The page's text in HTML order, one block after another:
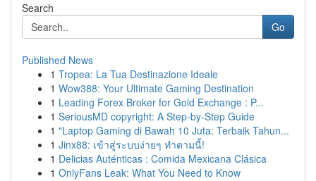
Search
Go
Published News
1 Tropea: La Tua Destinazione Ideale
1 Wow388: Your Ultimate Gaming Destination
1 Leading Forex Broker for Gold Exchange : P...
1 SeriousMD copyright: A Step-by-Step Guide
1 "Laptop Gaming di Bawah 10 Juta: Terbaik Tahun...
1 Jinx88: เข้าสู่ระบบง่ายๆ ทำตามนี้!
1 Delicias Auténticas : Comida Mexicana Clásica
1 OnlyFans Leak: What You Need to Know